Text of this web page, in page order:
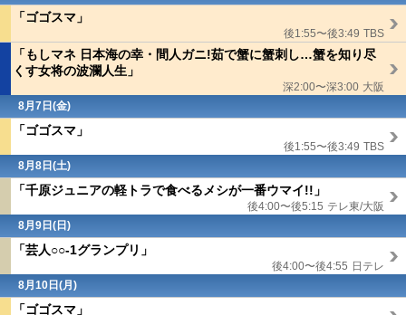
「ゴゴスマ」
後1:55〜後3:49 TBS
「もしマネ 日本海の幸・間人ガニ!茹で蟹に蟹刺し…蟹を知り尽
くす女将の波瀾人生」
深2:00〜深3:00 大阪
8月7日(金)
「ゴゴスマ」
後1:55〜後3:49 TBS
8月8日(土)
「千原ジュニアの軽トラで食べるメシが一番ウマイ!!」
後4:00〜後5:15 テレ東/大阪
8月9日( 日 )
「芸人○○-1グランプリ」
後4:00〜後4:55 日テレ
8月10日(月)
「ゴゴスマ」